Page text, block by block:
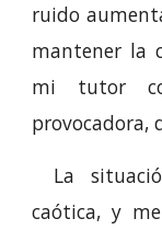
ruido
mantener la
mi tutor
provocadora,
La
caótica, y